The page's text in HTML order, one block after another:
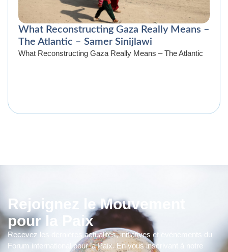
What Reconstructing Gaza Really Means –
The Atlantic – Samer Sinijlawi
What Reconstructing Gaza Really Means – The Atlantic
Rejoignez le Mouvement
pour la Paix
Recevez les dernières actualités, initiatives et événements du
Forum international pour la Paix. En vous inscrivant à notre